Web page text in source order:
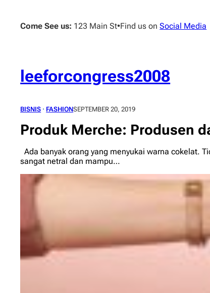
contentCome See us: 123 Main St•Find us onSocial Media
leeforcongress2008
BISNIS · FASHIONSEPTEMBER 20, 2019
Produk Merche: Produsen
Ada banyak orang yang menyukai warna cokelat.
sangat netral dan mampu…